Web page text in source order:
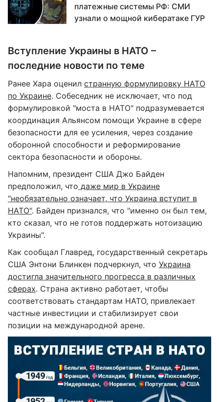
платежные системы РФ: СМИ
узнали о мощной кибератаке ГУР
Вступление Украины в НАТО –
последние новости по теме
Ранее Хара оценил странную формулировку НАТО
по Украине. Собеседник не исключает, что под
формулировкой "моста в НАТО" подразумевается
координация Альянсом помощи Украине в сфере
безопасности для ее усиления, через создание
оборонной способности и реформирование
сектора безопасности и обороны.
Напомним, президент США Джо Байден
предположил, что даже мир в Украине
"необязательно означает, что Украина вступит в
НАТО". Байден признался, что "именно он был тем,
кто сказал, что не готов поддержать нотоизацию
Украины".
Как сообщал Главред, государственный секретарь
США Энтони Блинкен подчеркнул, что Украина
достигла значительного прогресса в различных
сферах. Страна активно работает, чтобы
соответствовать стандартам НАТО, привлекает
частные инвестиции и стабилизирует свои
позиции на международной арене.